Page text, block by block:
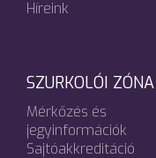
Híreink
SZURKOLÓI ZÓNA
Mérkőzés és
jegyinformációk
Sajtóakkreditáció